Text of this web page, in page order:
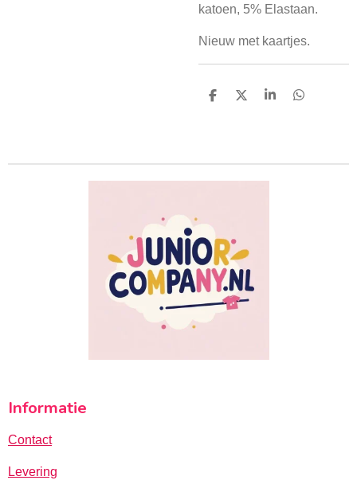
katoen, 5% Elastaan.
Nieuw met kaartjes.
D
D
S
D
Informatie
Contact
Levering